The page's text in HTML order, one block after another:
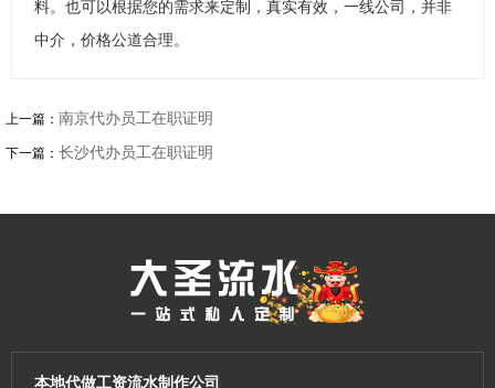
料。也可以根据您的需求来定制，真实有效，一线公司，并非
中介，价格公道合理。
上一篇： 南京代办员工在职证明
下一篇： 长沙代办员工在职证明
本地代做工资流水制作公司